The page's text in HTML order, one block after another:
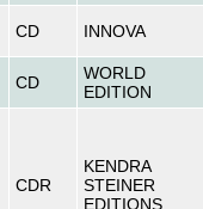
CD INNOVA
CD
WORLD
EDITION
CDR
KENDRA
STEINER
EDITIONS